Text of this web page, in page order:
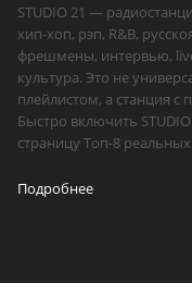
STUDIO 21 —
хип-хоп, рэп, R&B,
фрешмены, интервью,
культура. Это не
плейлистом, а станция
Быстро включить
страницу Топ-8 реальных
Подробнее